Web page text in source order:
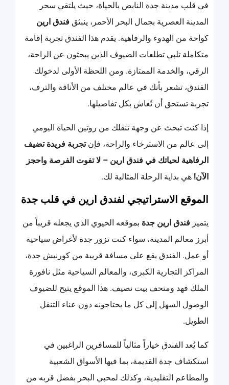
في قلب مدينة جدة النابض بالحياة، حيث يلتقي سحر
المدينة العصرية بجمال البحر الأحمر، ينبثق فندق ارين
كواحة من الهدوء والرفاهية. يقدم هذا الفندق تجربة إقامة
متكاملة تلبي تطلعات الضيوف الذين يبحثون عن الراحة،
الرقي، والخدمة الممتازة. ومن اللحظة الأولى لدخولك
الفندق، تشعر بأنك في عالم مختلف من الأناقة والترف،
تجربة تستحق أن تُعاش بكل تفاصيلها.
إذا كنت تبحث عن وجهة تنقلك من روتين الحياة اليومي
إلى عالم من الاسترخاء والراحة، فإنتجربة فريدة تضيف
الرفاهية لحياتك في فندق ارين – لا تفوت الفرصة واحجز
الآن! هي بداية الرحلة المثالية لك.
الموقع الاستراتيجي لفندق ارين في قلب جدة
يتميز فندق ارين جدة بموقعه الحيوي الذي يجعله قريباً من
أبرز معالم المدينة، سواء كنت تزور جدة لأغراض سياحية
أو عمل. الفندق يقع على مسافة قريبة من كورنيش جدة،
المراكز التجارية الكبرى، والمعالم السياحية مثل نافورة
الملك فهد ومتحف بيت نصيف. هذا الموقع يتيح للضيوف
الوصول السهل إلى كل ما يحتاجونه دون عناء التنقل
الطويل.
كما يُعد الفندق خياراً مثالياً للمسافرين الراغبين في
استكشاف جدة القديمة، بما فيها الأسواق الشعبية
والمطاعم التقليدية، وكذلك لمحبي البحر بفضل قربه من